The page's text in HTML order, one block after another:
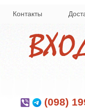
Контакты
(098)